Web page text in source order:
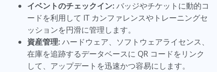
イベントのチェックイン:バッジやチケットに動的コ
ードを利用して IT カンファレンスやトレーニングセ
ッションを円滑に管理します。
資産管理:ハードウェア、ソフトウェアライセンス、
在庫を追跡するデータベースに QR コードをリンク
して、アップデートを迅速かつ容易にします。